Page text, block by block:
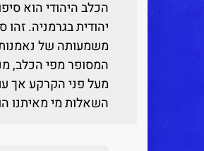
יהודית בגרמניה.
משמעותה של
מעל פני הקרקע אך
השאלות מי מאיתנו